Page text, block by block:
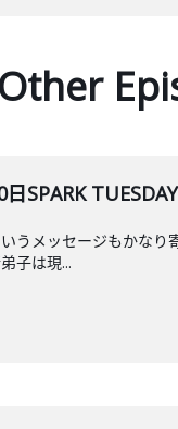
Other
SPARK
うメッセージもかな
子は現...